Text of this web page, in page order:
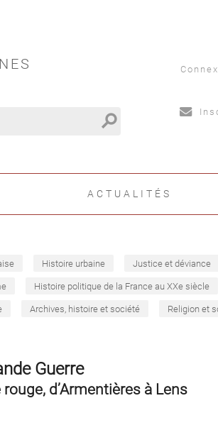
search
ACTUALITÉS
Histoire urbaine Justice et déviance
Histoire politique de la France au XXe siècle
Archives, histoire et société Religion et
Guerre
d’Armentières à Lens